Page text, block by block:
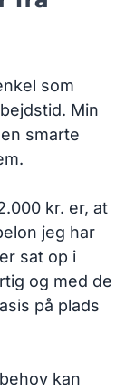
som
Min
smarte
kr. er, at
jeg har
sat op i
og med de
på plads
kan